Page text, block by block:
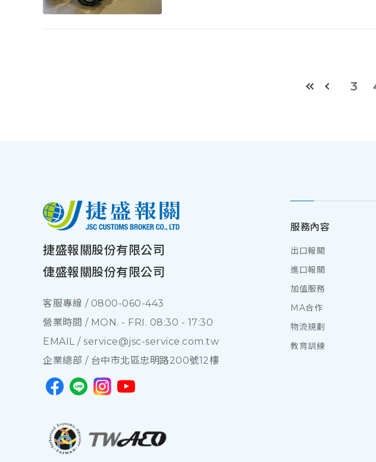
3
捷盛報關股份有限公司
倢盛報關股份有限公司
客服專線 / 0800-060-443
營業時間 / MON. - FRI. 08:30 - 17:30
EMAIL / service@jsc-service.com.tw
企業總部 / 台中市北區忠明路200號12樓
服務內容
出口報關
進口報關
加值服務
MA合作
物流規劃
教育訓練